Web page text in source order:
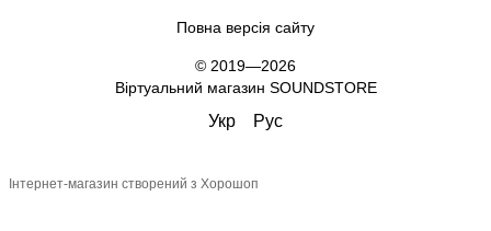
Повна версія сайту
© 2019—2026
Віртуальний магазин SOUNDSTORE
Укр Рус
Інтернет-магазин створений з Хорошоп